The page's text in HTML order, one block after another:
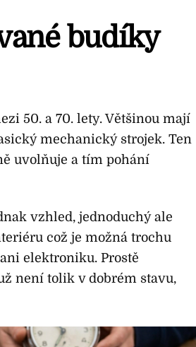
budíky
50. a 70. lety. Většinou mají
mechanický strojek. Ten
uvolňuje a tím pohání
vzhled, jednoduchý ale
což je možná trochu
elektroniku. Prostě
není tolik v dobrém stavu,